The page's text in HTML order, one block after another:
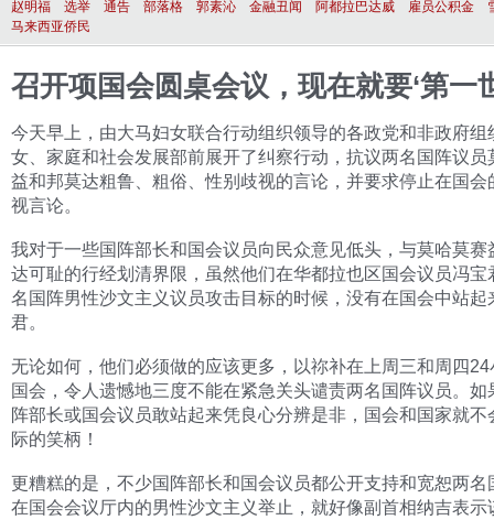
赵明福
选举 通告 部落格 郭素沁 金融丑闻 阿都拉巴达威 雇员公积金
马来西亚侨民
召开项国会圆桌会议，现在就要‘第一
今天早上，由大马妇女联合行动组织领导的各政党和非政府组
女、家庭和社会发展部前展开了纠察行动，抗议两名国阵议员
益和邦莫达粗鲁、粗俗、性别歧视的言论，并要求停止在国会
视言论。
我对于一些国阵部长和国会议员向民众意见低头，与莫哈莫赛
达可耻的行经划清界限，虽然他们在华都拉也区国会议员冯宝
名国阵男性沙文主义议员攻击目标的时候，没有在国会中站起
君。
无论如何，他们必须做的应该更多，以祢补在上周三和周四
国会，令人遗憾地三度不能在紧急关头谴责两名国阵议员。如
阵部长或国会议员敢站起来凭良心分辨是非，国会和国家就不
际的笑柄！
更糟糕的是，不少国阵部长和国会议员都公开支持和宽恕两名
在国会会议厅内的男性沙文主义举止，就好像副首相纳吉表示